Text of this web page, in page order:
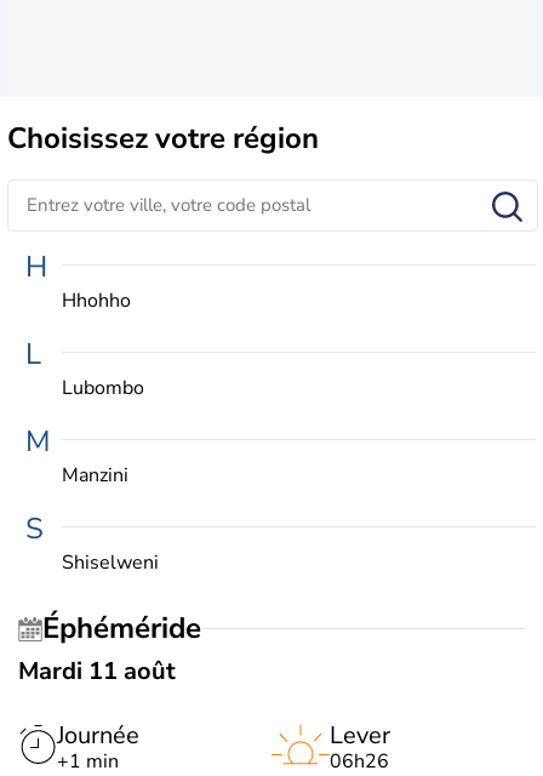
Choisissezvotre région
H
Hhohho
L
Lubombo
M
Manzini
S
Shiselweni
Éphéméride
Mardi 11 août
Journée
+1 min
Lever
06h26